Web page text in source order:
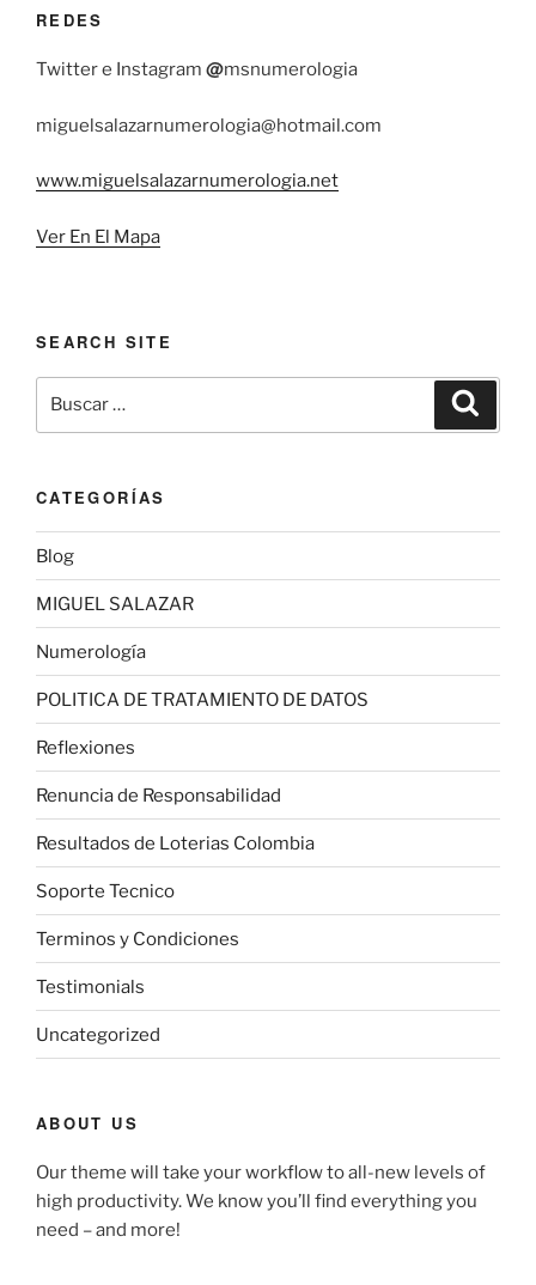
REDES
Twitter e Instagram @msnumerologia
miguelsalazarnumerologia@hotmail.com
www.miguelsalazarnumerologia.net
Ver En El Mapa
SEARCH SITE
Buscar
por:
CATEGORÍAS
Blog
MIGUEL SALAZAR
Numerología
POLITICA DE TRATAMIENTO DE DATOS
Reflexiones
Renuncia de Responsabilidad
Resultados de Loterias Colombia
Soporte Tecnico
Terminos y Condiciones
Testimonials
Uncategorized
ABOUT US
Our theme will take your workflow to all-new levels of
high productivity. We know you’ll find everything you
need – and more!